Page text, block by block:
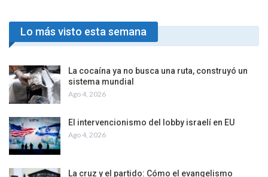
Lo más visto esta semana
La cocaína ya no busca una ruta, construyó un
sistema mundial
Ago 4, 2026
El intervencionismo del lobby israelí en EU
Ago 4, 2026
La cruz y el partido: Cómo el evangelismo